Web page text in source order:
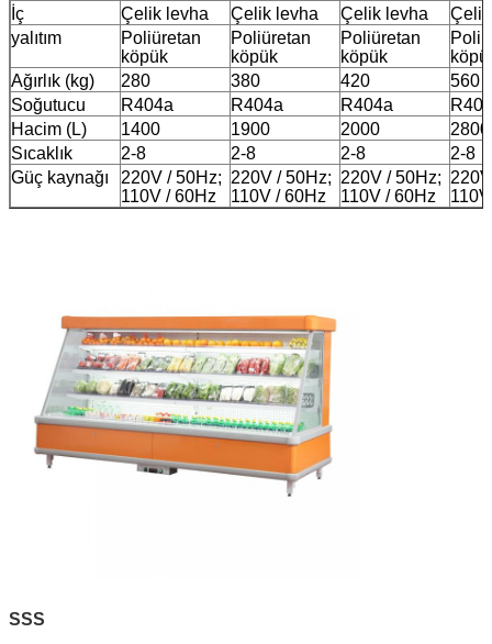
İç
Çelik levha Çelik levha Çelik levha
yalıtım
Poliüretan
köpük
Poliüretan
köpük
Poliüretan
köpük
Ağırlık (kg)
280 380 420
560
Soğutucu
R404a R404a R404a
Hacim (L)
1400 1900 2000
2800
Sıcaklık
2-8 2-8 2-8
2-8
Güç kaynağı
220V / 50Hz;
110V / 60Hz
220V / 50Hz;
110V / 60Hz
220V / 50Hz;
110V / 60Hz
SSS